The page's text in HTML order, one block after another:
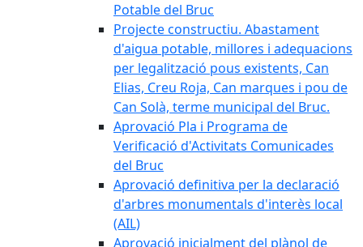
Potable del Bruc
Projecte constructiu. Abastament
d'aigua potable, millores i adequacions
per legalització pous existents, Can
Elias, Creu Roja, Can marques i pou de
Can Solà, terme municipal del Bruc.
Aprovació Pla i Programa de
Verificació d'Activitats Comunicades
del Bruc
Aprovació definitiva per la declaració
d'arbres monumentals d'interès local
(AIL)
Aprovació inicialment del plànol de